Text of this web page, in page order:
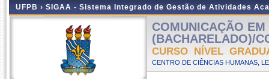
UFPB › SIGAA - Sistema Integrado de Gestão de Atividades
COMUNICAÇÃO
(BACHARELADO)/
CURSO NÍVEL
CENTRO DE CIÊNCIAS HUMANAS,